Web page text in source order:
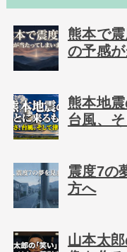
熊本で
の予感
熊本地
台風、
震度7の
方へ
山本太